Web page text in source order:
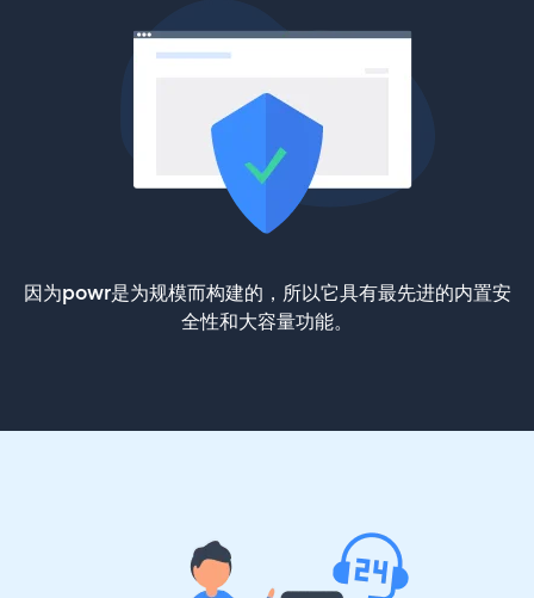
因为powr是为规模而构建的，所以它具有最先进的内置安
全性和大容量功能。